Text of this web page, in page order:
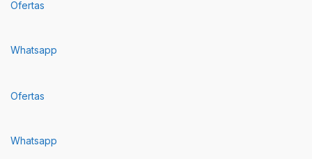
Ofertas
Whatsapp
Ofertas
Whatsapp